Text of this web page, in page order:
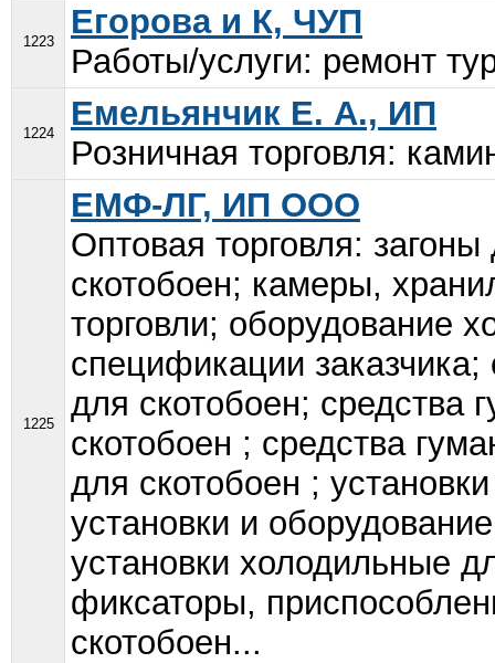
1223
Егорова и К, ЧУП
Работы/услуги: ремонт
1224
Емельянчик Е. А., ИП
Розничная торговля:
1225
ЕМФ-ЛГ, ИП ООО
Оптовая торговля:
скотобоен; камеры,
торговли; оборудование
спецификации заказчика;
для скотобоен; средства
скотобоен ; средства
для скотобоен ;
установки и
установки холодильные
фиксаторы,
скотобоен...